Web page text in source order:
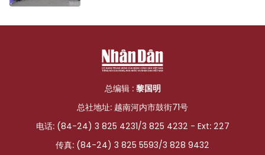
总编辑 : 黎国明
总社地址: 越南河内市鼓街71号
电话: (84-24) 3 825 4231/3 825 4232 - Ext: 227
传真: (84-24) 3 825 5593/3 828 9432